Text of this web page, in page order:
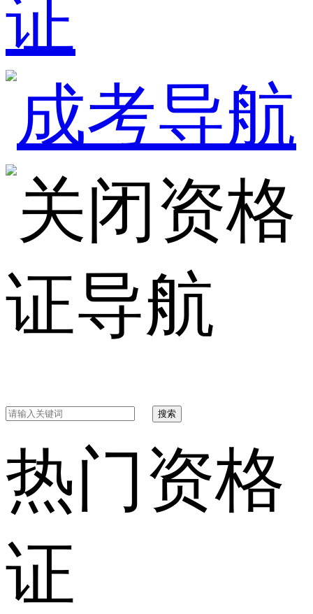
证
资格
证导航
搜索
热门资格
证